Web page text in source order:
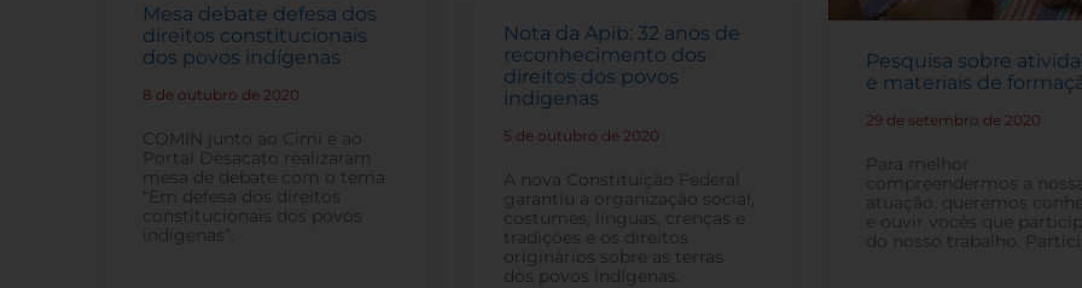
Mesa debate defesa dos
direitos constitucionais
dos povos indígenas
8 de outubro de 2020
COMIN junto ao Cimi e ao
Portal Desacato realizaram
mesa de debate com o tema
“Em defesa dos direitos
constitucionais dos povos
indígenas”.
Nota da Apib: 32 anos de
reconhecimento dos
direitos dos povos
indígenas
5 de outubro de 2020
A nova Constituição Federal
garantiu a organização social,
costumes, línguas, crenças e
tradições e os direitos
originários sobre as terras
dos povos indígenas.
Pesquisa sobre
e materiais de
29 de setembro de 2020
Para melhor
compreendermos a
atuação, queremos
e ouvir vocês que
do nosso trabalho.